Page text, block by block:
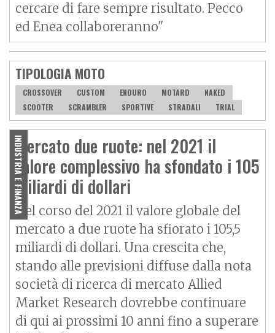
cercare di fare sempre risultato. Pecco
ed Enea collaboreranno"
TIPOLOGIA MOTO
CROSSOVER CUSTOM ENDURO MOTARD
NAKED
SCOOTER
SCRAMBLER SPORTIVE STRADALI TRIAL
INDUSTRIA E FINANZA
Mercato due ruote: nel 2021 il
valore complessivo ha sfondato i 105
miliardi di dollari
Nel corso del 2021 il valore globale del
mercato a due ruote ha sfiorato i 105,5
miliardi di dollari. Una crescita che,
stando alle previsioni diffuse dalla nota
società di ricerca di mercato Allied
Market Research dovrebbe continuare
di qui ai prossimi 10 anni fino a superare